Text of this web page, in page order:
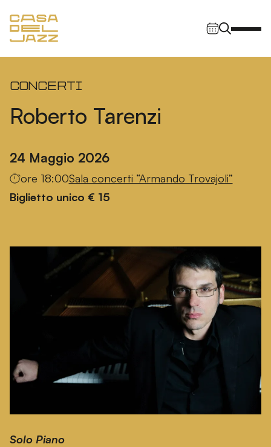
Navigazione principale
Concerti
Solo Piano
Roberto Tarenzi
24 Maggio 2026
ore 18:00Sala concerti “Armando Trovajoli”
Biglietto unico € 15